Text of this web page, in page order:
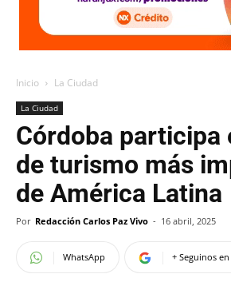
Inicio La Ciudad
La Ciudad
Córdoba participa
de turismo más
de América Latina
Por Redacción Carlos Paz Vivo - 16 abril, 2025
WhatsApp + Seguinos